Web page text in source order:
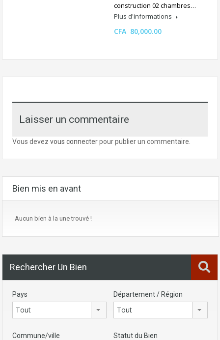
construction 02 chambres…
Plus d'informations
CFA 80,000.00
Laisser un commentaire
Vous devez vous connecterpour publier un commentaire.
Bien mis en avant
Aucun bien à la une trouvé !
Rechercher Un Bien
Pays
Tout
Département / Région
Tout
Commune/ville Statut du Bien